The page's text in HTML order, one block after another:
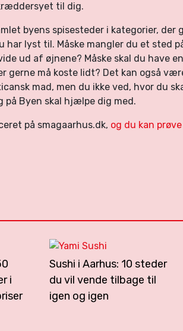
til dig.
byens spisesteder i kategorier, der
lyst til. Måske mangler du et sted
ud af øjnene? Måske skal du have en
gerne må koste lidt? Det kan også
mad, men du ikke ved, hvor du
på Byen skal hjælpe dig med.
på smagaarhus.dk, og du kan
i
Sushi i Aarhus: 10 steder
du vil vende tilbage til
igen og igen